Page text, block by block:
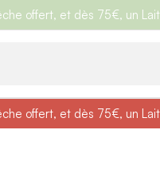
d'achat avec le code
produits
offert, et dès 75€, un
d'achat avec le code
produits
offert, et dès 75€, un